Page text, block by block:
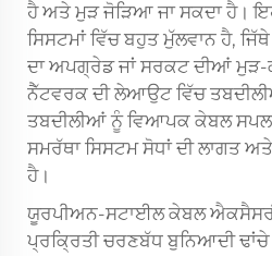
ਹੈ ਅਤੇ ਮੁੜ ਜੋੜਿਆ ਜਾ ਸਕਦਾ ਹੈ।
ਸਿਸਟਮਾਂ ਵਿੱਚ ਬਹੁਤ ਮੁੱਲਵਾਨ ਹੈ,
ਦਾ ਅਪਗ੍ਰੇਡ ਜਾਂ ਸਰਕਟ ਦੀਆਂ ਮੁੜ-
ਨੈੱਟਵਰਕ ਦੀ ਲੇਆਉਟ ਵਿੱਚ
ਤਬਦੀਲੀਆਂ ਨੂੰ ਵਿਆਪਕ ਕੇਬਲ
ਸਮਰੱਥਾ ਸਿਸਟਮ ਸੋਧਾਂ ਦੀ ਲਾਗਤ
ਹੈ।
ਯੂਰਪੀਅਨ-ਸਟਾਈਲ ਕੇਬਲ
ਪ੍ਰਕ੍ਰਿਤੀ ਚਰਣਬੱਧ ਬੁਨਿਆਦੀ